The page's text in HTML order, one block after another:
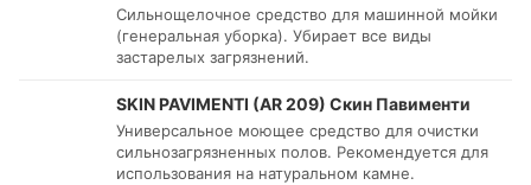
Сильнощелочное средство для машинной мойки
(генеральная уборка). Убирает все виды
застарелых загрязнений.
SKIN PAVIMENTI (AR 209) Скин Павименти
Универсальное моющее средство для очистки
сильнозагрязненных полов. Рекомендуется для
использования на натуральном камне.